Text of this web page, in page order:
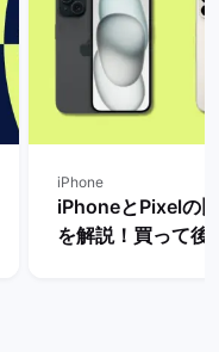
iPhone
iPhoneとPixelの
を解説！買って後